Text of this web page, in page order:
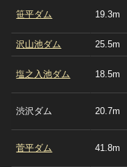
笹平ダム 19.3m
沢山池ダム 25.5m
塩之入池ダム 18.5m
渋沢ダム 20.7m
菅平ダム 41.8m